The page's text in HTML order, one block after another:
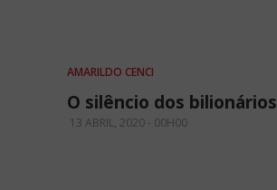
AMARILDO CENCI
O silêncio dos bilionários
13 ABRIL, 2020 - 00H00